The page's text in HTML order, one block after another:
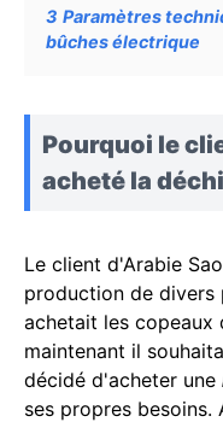
3 Paramètres
bûches électrique
Pourquoi le
acheté la
Le client d'Arabie
production de divers
achetait les copeaux
maintenant il
décidé d'acheter une
ses propres